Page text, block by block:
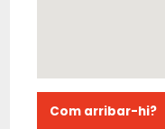
Com arribar-hi?